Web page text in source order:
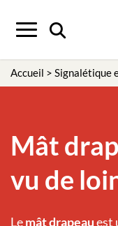
Menu
Accueil > Signalétique
Mât
vu de
Lemât drapeauest
Panneau de gestion